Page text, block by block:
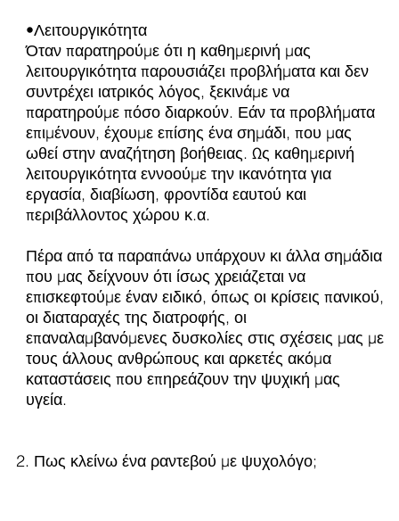
•Λειτουργικότητα
Όταν παρατηρούμε ότι η καθημερινή μας
λειτουργικότητα παρουσιάζει προβλήματα και δεν
συντρέχει ιατρικός λόγος, ξεκινάμε να
παρατηρούμε πόσο διαρκούν. Εάν τα προβλήματα
επιμένουν, έχουμε επίσης ένα σημάδι, που μας
ωθεί στην αναζήτηση βοήθειας. Ως καθημερινή
λειτουργικότητα εννοούμε την ικανότητα για
εργασία, διαβίωση, φροντίδα εαυτού και
περιβάλλοντος χώρου κ.α.
Πέρα από τα παραπάνω υπάρχουν κι άλλα σημάδια
που μας δείχνουν ότι ίσως χρειάζεται να
επισκεφτούμε έναν ειδικό, όπως οι κρίσεις πανικού,
οι διαταραχές της διατροφής, οι
επαναλαμβανόμενες δυσκολίες στις σχέσεις μας με
τους άλλους ανθρώπους και αρκετές ακόμα
καταστάσεις που επηρεάζουν την ψυχική μας
υγεία.
2. Πως κλείνω ένα ραντεβού με ψυχολόγο;